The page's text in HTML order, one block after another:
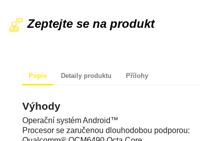
Zeptejte se na produkt
Popis Detaily produktu Přílohy
Operační systém Android™
Procesor se zaručenou dlouhodobou podporou: